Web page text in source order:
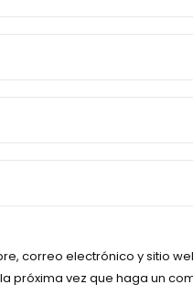
correo electrónico y sitio
próxima vez que haga un